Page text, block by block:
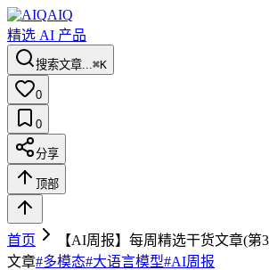
AIQ
精选 AI 产品
搜索文章...⌘K
0
0
分享
顶部
首页
【AI周报】每周精选干货文章(第
文章#多模态#大语言模型#AI周报